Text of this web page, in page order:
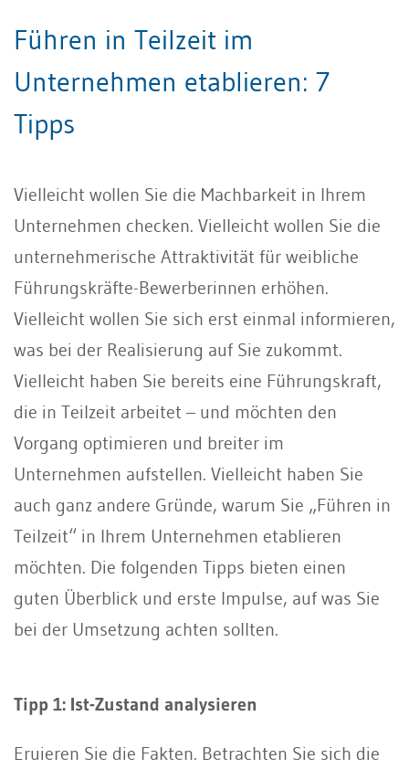
Führen in Teilzeit im
Unternehmen etablieren: 7
Tipps
Vielleicht wollen Sie die Machbarkeit in Ihrem
Unternehmen checken. Vielleicht wollen Sie die
unternehmerische Attraktivität für weibliche
Führungskräfte-Bewerberinnen erhöhen.
Vielleicht wollen Sie sich erst einmal informieren,
was bei der Realisierung auf Sie zukommt.
Vielleicht haben Sie bereits eine Führungskraft,
die in Teilzeit arbeitet – und möchten den
Vorgang optimieren und breiter im
Unternehmen aufstellen. Vielleicht haben Sie
auch ganz andere Gründe, warum Sie „Führen in
Teilzeit“ in Ihrem Unternehmen etablieren
möchten. Die folgenden Tipps bieten einen
guten Überblick und erste Impulse, auf was Sie
bei der Umsetzung achten sollten.
Tipp 1: Ist-Zustand analysieren
Eruieren Sie die Fakten. Betrachten Sie sich die